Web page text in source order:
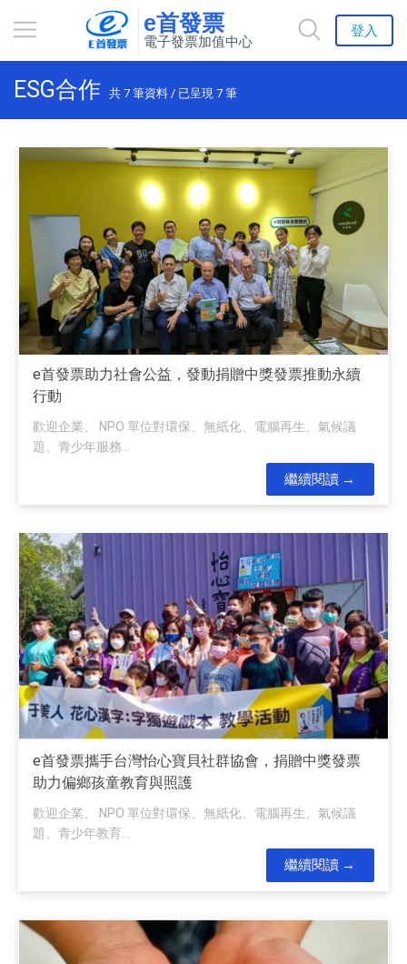
e首發票
電子發票加值中心
登入
ESG合作 共 7 筆資料 / 已呈現 7 筆
e首發票助力社會公益，發動捐贈中獎發票推動永續
行動
歡迎企業、 NPO 單位對環保、無紙化、電腦再生、氣候議
題、青少年服務...
繼續閱讀
e首發票攜手台灣怡心寶貝社群協會，捐贈中獎發票
助力偏鄉孩童教育與照護
歡迎企業、 NPO 單位對環保、無紙化、電腦再生、氣候議
題、青少年教育...
繼續閱讀